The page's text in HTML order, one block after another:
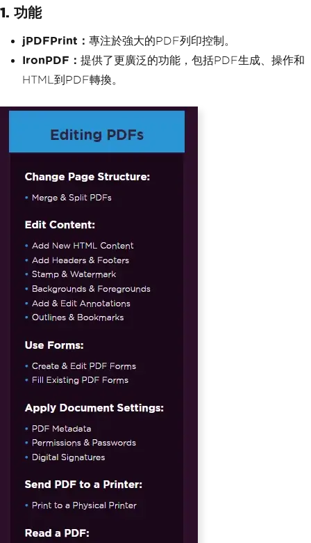
1. 功能
jPDFPrint： 專注於強大的PDF列印控制。
IronPDF： 提供了更廣泛的功能，包括PDF生成、操作和
HTML到PDF轉換。